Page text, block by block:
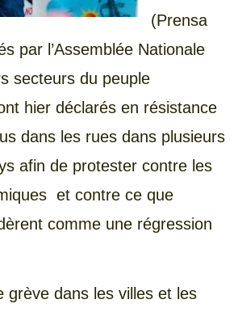
(Prensa
par l’Assemblée Nationale
secteurs du peuple
hier déclarés en résistance
dans les rues dans plusieurs
afin de protester contre les
et contre ce que
comme une régression
grève dans les villes et les